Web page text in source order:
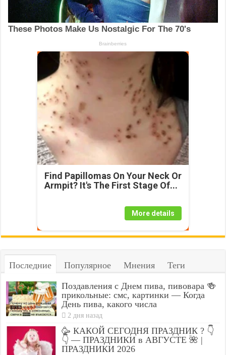
Find Papillomas On Your Neck Or
Armpit? It's The First Stage Of...
More details
Последние Популярное Мнения Теги
Поздавления с Днем пива, пивовара 🍻
прикольные: смс, картинки — Когда
День пива, какого числа
2 дня назад
🥳 КАКОЙ СЕГОДНЯ ПРАЗДНИК ? 👇
👇 — ПРАЗДНИКИ в АВГУСТЕ 🌺 |
ПРАЗДНИКИ 2026